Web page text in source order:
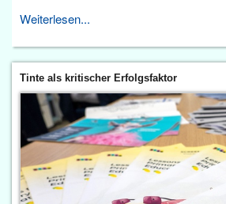
Weiterlesen...
Tinte als kritischer Erfolgsfaktor